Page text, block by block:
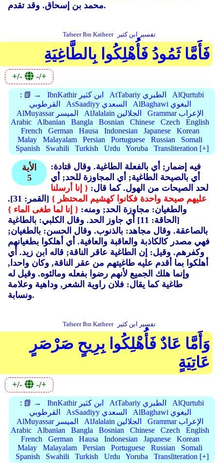
محمد بن إسحاق.وقد تقدم.
Tafseer Ibn Katheer تفسير ابن كثير
فَأَمَّا ثَمُودُ فَأُهْلِكُوا بِالطَّاغِيَةِ
+/- -/+
: 📗 → IbnKathir ابن كثير AtTabariy الطبري
AlQurtubi
القرطوبي
AsSaadiyy السعدي
AlBaghawi البغوي
AlMuyassar الميسر
AlJalalain الجلالين
Grammar الإعراب
Arabic
Albanian Bangla Bosnian Chinese Czech
English
French
German Hausa Indonesian Japanese
Korean
Malay
Malayalam Persian Portuguese Russian
Somali
Spanish
Swahili Turkish Urdu Yoruba Transliteration [+]
الأية
5
فيه إضمار; أي بالفعلة الطاغية. وقال قتادة:
أي بالصيحة الطاغية; أي المجاوزة للحد; أي
لحد الصيحات من الهول. كما قال: { إنا أرسلنا
عليهم صيحة واحدة فكانوا كهشيم المحتظر }
[القمر: 31].
والطغيان: مجاوزة الحد; ومنه: { إنا لما طغى الماء }
[الحاقة: 11] أي جاوز الحد.
وقال الكلبي: بالطاغية
بالصاعقة. وقال مجاهد: بالذنوب. وقال الحسن: بالطغيان;
فهي مصدر كالكاذبة والعاقبة والعافية. أي أهلكوا بطغيانهم
وكفرهم. وقيل: إن الطاغية عاقر الناقة; قاله ابن زيد. أي
أهلكوا بما أقدم عليه طاغيتهم من عقر الناقة, وكان واحدا,
وإنما هلك الجميع لأنهم رضوا بفعله ومالئوه. وقيل له
طاغية كما يقال: فلان راوية الشعر, وداهية وعلامة
ونسابة.
Tafseer Ibn Katheer تفسير ابن كثير
وَأَمَّا عَادٌ فَأُهْلِكُوا بِرِيحٍ صَرْصَرٍ
عَاتِيَةٍ
+/- -/+
: 📗 → IbnKathir ابن كثير AtTabariy الطبري
AlQurtubi
القرطوبي
AsSaadiyy السعدي
AlBaghawi البغوي
AlMuyassar الميسر
AlJalalain الجلالين
Grammar الإعراب
Arabic
Albanian Bangla Bosnian Chinese Czech
English
French
German Hausa Indonesian Japanese
Korean
Malay
Malayalam Persian Portuguese Russian
Somali
Spanish
Swahili Turkish Urdu Yoruba Transliteration [+]